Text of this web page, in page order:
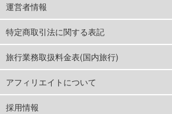
運営者情報
特定商取引法に関する表記
旅行業務取扱料金表(国内旅行)
アフィリエイトについて
採用情報